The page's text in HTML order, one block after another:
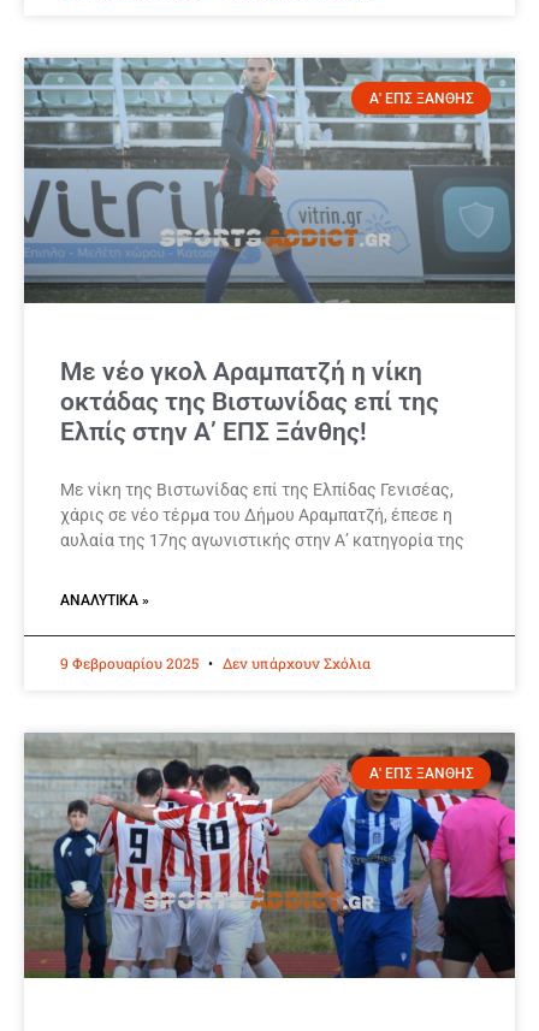
Α' ΕΠΣ ΞΑΝΘΗΣ
Με νέο γκολ Αραμπατζή η νίκη
οκτάδας της Βιστωνίδας επί της
Ελπίς στην Α’ ΕΠΣ Ξάνθης!
Με νίκη της Βιστωνίδας επί της Ελπίδας Γενισέας,
χάρις σε νέο τέρμα του Δήμου Αραμπατζή, έπεσε η
αυλαία της 17ης αγωνιστικής στην Α’ κατηγορία της
ΑΝΑΛΥΤΙΚΆ »
9 Φεβρουαρίου 2025 Δεν υπάρχουν Σχόλια
Α' ΕΠΣ ΞΑΝΘΗΣ